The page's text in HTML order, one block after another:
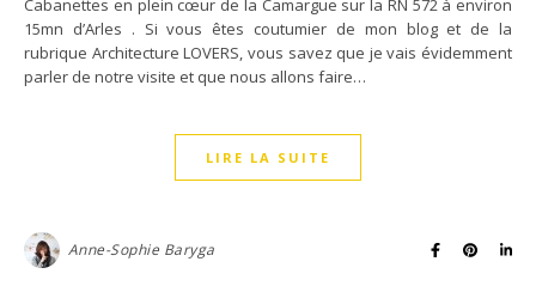
Cabanettes en plein cœur de la Camargue sur la RN 572 à environ
15mn d’Arles . Si vous êtes coutumier de mon blog et de la
rubrique Architecture LOVERS, vous savez que je vais évidemment
parler de notre visite et que nous allons faire…
LIRE LA SUITE
Anne-Sophie Baryga